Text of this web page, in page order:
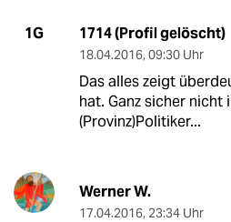
1G 1714 (Profil gelöscht)
18.04.2016, 09:30 Uhr
Das alles zeigt
hat. Ganz sicher nicht
(Provinz)Politiker...
Werner W.
17.04.2016, 23:34 Uhr